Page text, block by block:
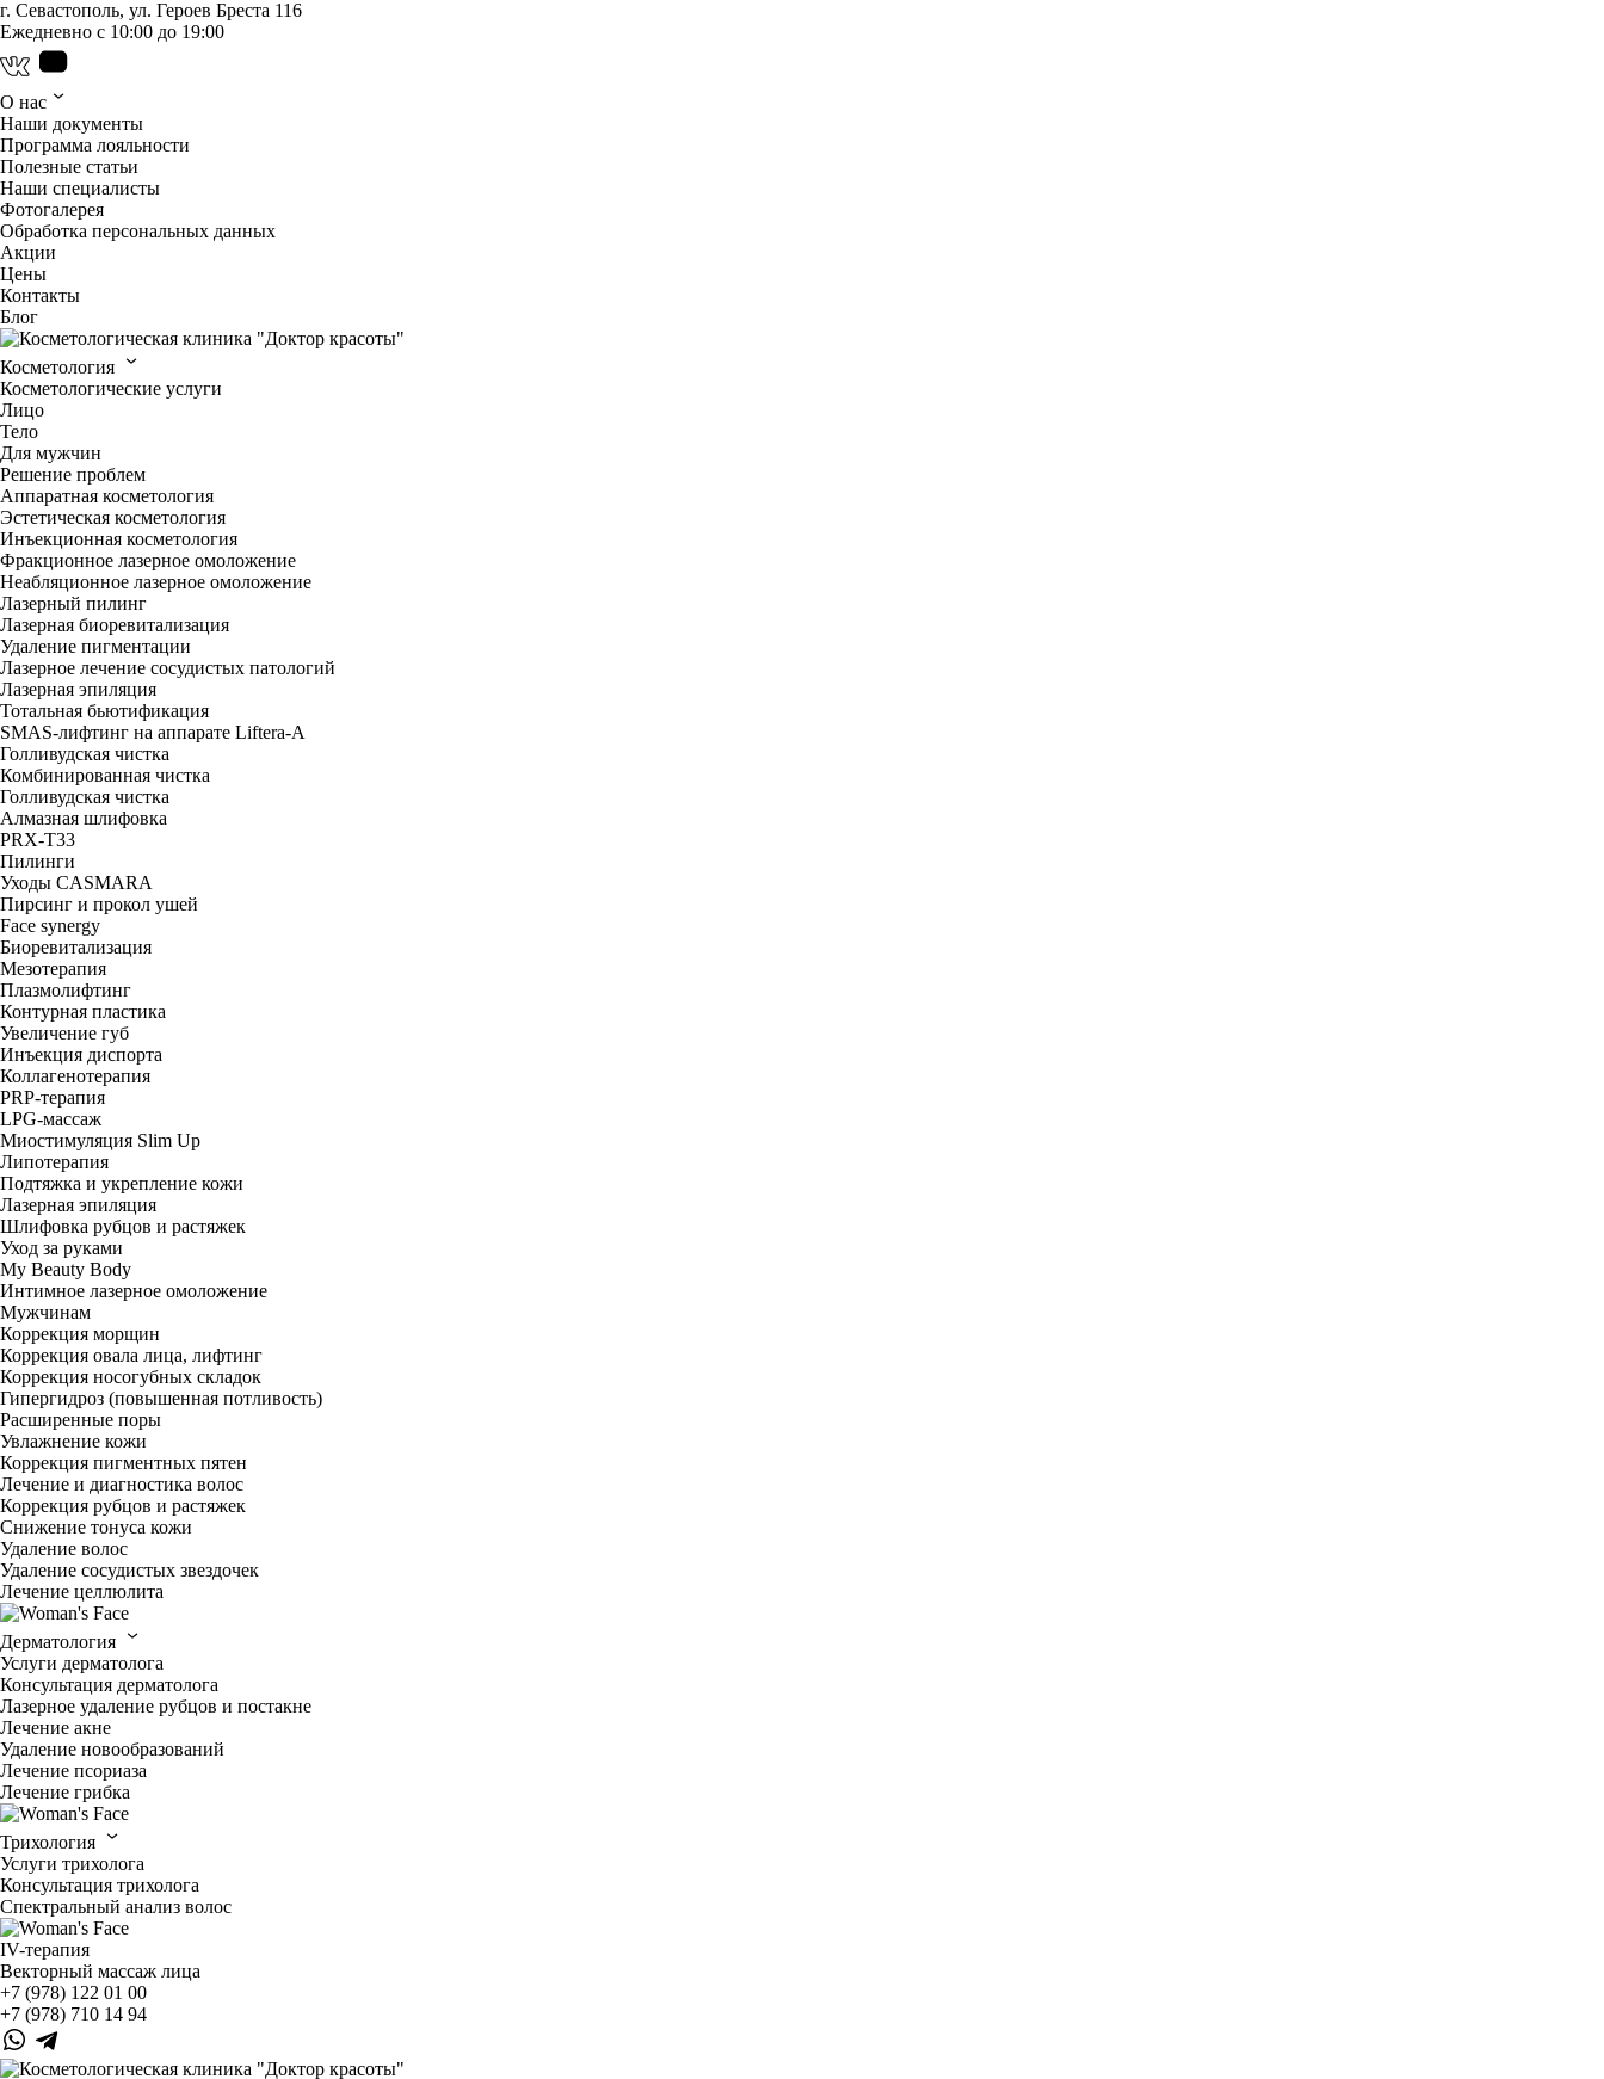
г. Севастополь, ул. Героев Бреста 116
Ежедневно с 10:00 до 19:00
О нас
Наши документы
Программа лояльности
Полезные статьи
Наши специалисты
Фотогалерея
Обработка персональных данных
Акции
Цены
Контакты
Блог
Косметология
Косметологические услуги
Лицо
Тело
Для мужчин
Решение проблем
Аппаратная косметология
Эстетическая косметология
Инъекционная косметология
Фракционное лазерное омоложение
Неабляционное лазерное омоложение
Лазерный пилинг
Лазерная биоревитализация
Удаление пигментации
Лазерное лечение сосудистых патологий
Лазерная эпиляция
Тотальная бьютификация
SMAS-лифтинг на аппарате Liftera-A
Голливудская чистка
Комбинированная чистка
Голливудская чистка
Алмазная шлифовка
PRX-T33
Пилинги
Уходы CASMARA
Пирсинг и прокол ушей
Face synergy
Биоревитализация
Мезотерапия
Плазмолифтинг
Контурная пластика
Увеличение губ
Инъекция диспорта
Коллагенотерапия
PRP-терапия
LPG-массаж
Миостимуляция Slim Up
Липотерапия
Подтяжка и укрепление кожи
Лазерная эпиляция
Шлифовка рубцов и растяжек
Уход за руками
My Beauty Body
Интимное лазерное омоложение
Мужчинам
Коррекция морщин
Коррекция овала лица, лифтинг
Коррекция носогубных складок
Гипергидроз (повышенная потливость)
Расширенные поры
Увлажнение кожи
Коррекция пигментных пятен
Лечение и диагностика волос
Коррекция рубцов и растяжек
Снижение тонуса кожи
Удаление волос
Удаление сосудистых звездочек
Лечение целлюлита
Дерматология
Услуги дерматолога
Консультация дерматолога
Лазерное удаление рубцов и постакне
Лечение акне
Удаление новообразований
Лечение псориаза
Лечение грибка
Трихология
Услуги трихолога
Консультация трихолога
Спектральный анализ волос
IV-терапия
Векторный массаж лица
+7 (978) 122 01 00
+7 (978) 710 14 94